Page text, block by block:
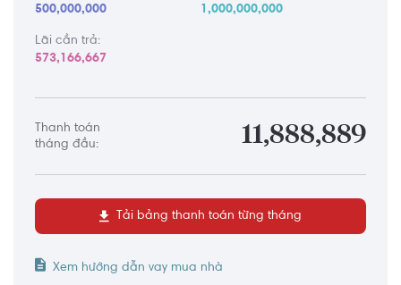
500,000,000
1,000,000,000
Lãi cần trả:
573,166,667
Thanh toán
tháng đầu:
11,888,889
Tải bảng thanh toán từng tháng
Xem hướng dẫn vay mua nhà